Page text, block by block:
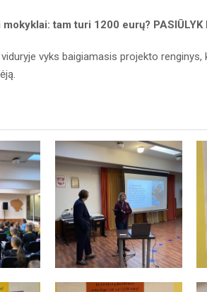
tam turi 1200 eurų? PASIŪLYK
vyks baigiamasis projekto